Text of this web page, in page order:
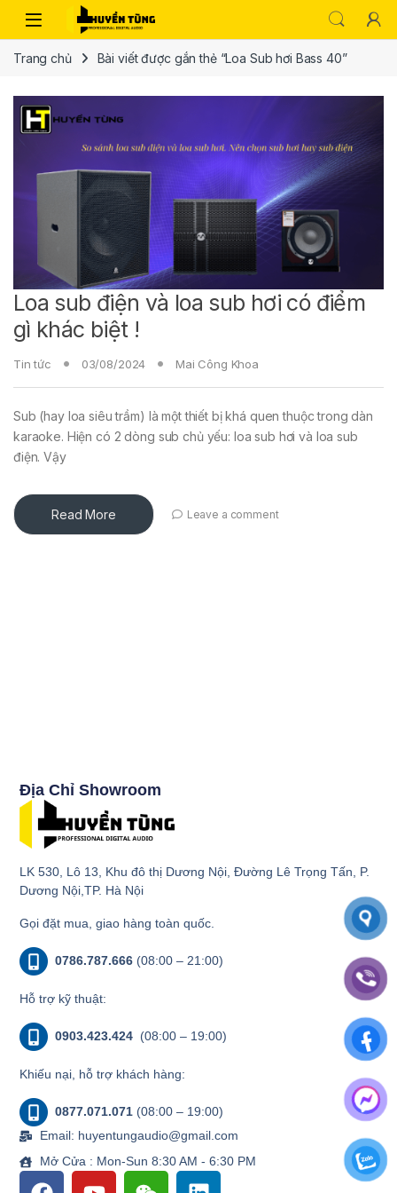
Trang chủ Bài viết được gắn thẻ “Loa Sub hơi Bass 40”
Loa sub điện và loa sub hơi có điểm
gì khác biệt !
Tin tức 03/08/2024 Mai Công Khoa
Sub (hay loa siêu trầm) là một thiết bị khá quen thuộc trong dàn
karaoke. Hiện có 2 dòng sub chủ yếu: loa sub hơi và loa sub
điện. Vậy
Read More Leave a comment
Địa Chỉ Showroom
LK 530, Lô 13, Khu đô thị Dương Nội, Đường Lê Trọng Tấn, P.
Dương Nội,TP. Hà Nội
Gọi đặt mua, giao hàng toàn quốc.
0786.787.666 (08:00 – 21:00)
Hỗ trợ kỹ thuật:
0903.423.424 (08:00 – 19:00)
Khiếu nại, hỗ trợ khách hàng:
0877.071.071 (08:00 – 19:00)
Email: huyentungaudio@gmail.com
Mở Cửa : Mon-Sun 8:30 AM - 6:30 PM